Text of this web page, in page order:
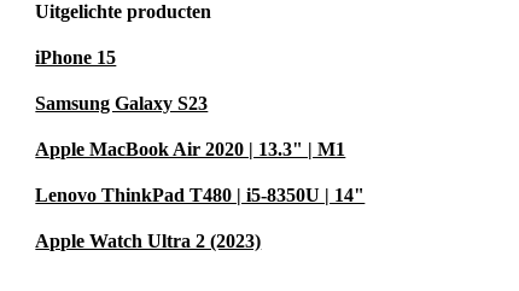
Uitgelichte producten
iPhone 15
Samsung Galaxy S23
Apple MacBook Air 2020 | 13.3" | M1
Lenovo ThinkPad T480 | i5-8350U | 14"
Apple Watch Ultra 2 (2023)